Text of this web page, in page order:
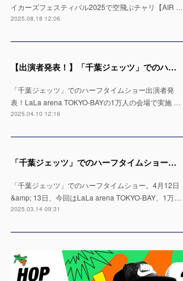
イカーズフェスティバル2025で空飛ぶチャリ【AIR …
2025.08.18 12:06
【出演者発表！】「千葉ジェッツ」でのハーフタイムショー LaLa arena TOKYO-BAYの1万人の会場で実施 ※4月12日 & 13日
「千葉ジェッツ」でのハーフタイムショー出演者発
表！LaLa arena TOKYO-BAYの1万人の会場で実施 …
2025.04.10 12:16
「千葉ジェッツ」でのハーフタイムショー出演決定！LaLa arena TOKYO-BAYの1万人の会場で実施 ※4月12日 & 13日
「千葉ジェッツ」でのハーフタイムショー。4月12日
&amp; 13日、今回はLaLa arena TOKYO-BAY、1万…
2025.03.14 09:31